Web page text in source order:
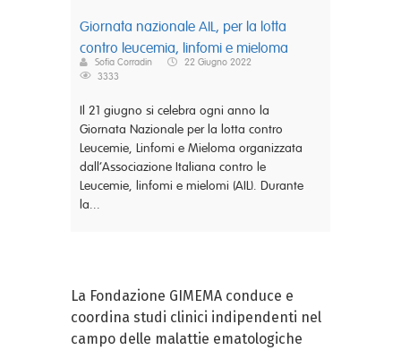
Giornata nazionale AIL, per la lotta
contro leucemia, linfomi e mieloma
Sofia Corradin
22 Giugno 2022
3333
Il 21 giugno si celebra ogni anno la
Giornata Nazionale per la lotta contro
Leucemie, Linfomi e Mieloma organizzata
dall’Associazione Italiana contro le
Leucemie, linfomi e mielomi (AIL). Durante
la...
La Fondazione GIMEMA conduce e
coordina studi clinici indipendenti nel
campo delle malattie ematologiche